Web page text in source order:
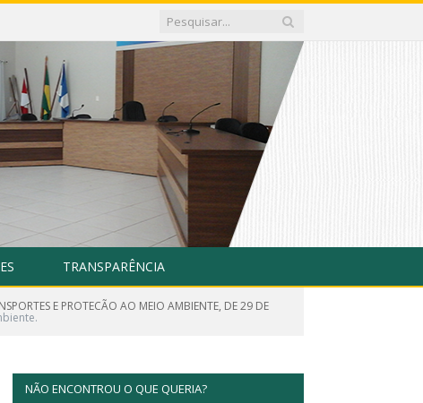
TRANSPARÊNCIA
E PROTECÃO AO MEIO AMBIENTE, DE 29 DE
NÃO ENCONTROU O QUE QUERIA?